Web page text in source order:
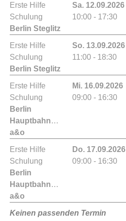
Erste Hilfe
Schulung
Berlin Steglitz
Sa. 12.09.2026
10:00 - 17:30
Erste Hilfe
Schulung
Berlin Steglitz
So. 13.09.2026
11:00 - 18:30
Erste Hilfe
Schulung
Berlin
Hauptbahnhof
a&o
Mi. 16.09.2026
09:00 - 16:30
Erste Hilfe
Schulung
Berlin
Hauptbahnhof
a&o
Do. 17.09.2026
09:00 - 16:30
Keinen passenden Termin